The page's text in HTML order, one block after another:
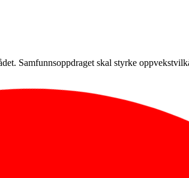
Samfunnsoppdraget skal styrke